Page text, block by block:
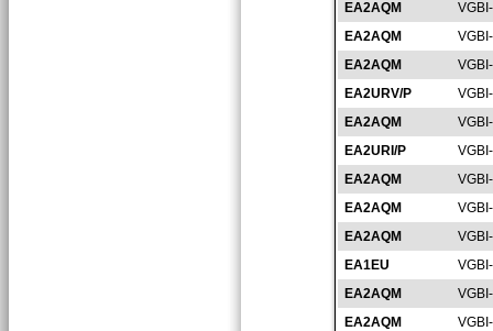
EA2AQM
EA2AQM
EA2AQM
EA2URV/P
EA2AQM
EA2URI/P
EA2AQM
EA2AQM
EA2AQM
EA1EU
EA2AQM
EA2AQM